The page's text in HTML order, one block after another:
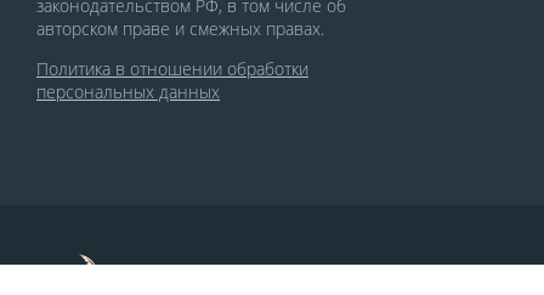
законодательством РФ, в том числе об
авторском праве и смежных правах.
Политика в отношении обработки
персональных данных